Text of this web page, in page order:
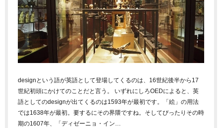
designという語が英語として登場してくるのは、16世紀後半から17
世紀初頭にかけてのことだと言う。 いずれにしろOEDによると、英
語としてのdesignが出てくるのは1593年が最初です。「絵」の用法
では1638年が最初。要するにその界隈ですね。そしてぴったりその時
期の1607年、「ディゼーニョ・イン…